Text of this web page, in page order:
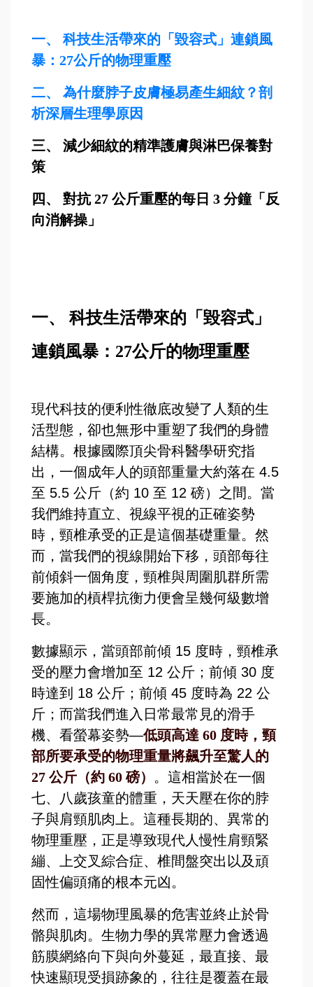
一、
科技生活帶來的「毀容式」連鎖風
暴： 27公斤的物理重壓
二、
為什麼脖子皮膚極易產生細紋？剖
析深層生理學原因
三、
減少細紋的精準護膚與淋巴保養對
策
四、 對抗27 公斤重壓的每日 3 分鐘「反
向消解操」
一、 科技生活帶來的「毀容式」
連鎖風暴：27公斤的物理重壓
現代科技的便利性徹底改變了人類的生
活型態，卻也無形中重塑了我們的身體
結構。根據國際頂尖骨科醫學研究指
出，一個成年人的頭部重量大約落在 4.5
至 5.5 公斤（約 10 至 12 磅）之間。當
我們維持直立、視線平視的正確姿勢
時，頸椎承受的正是這個基礎重量。然
而，當我們的視線開始下移，頭部每往
前傾斜一個角度，頸椎與周圍肌群所需
要施加的槓桿抗衡力便會呈幾何級數增
長。
數據顯示，當頭部前傾 15 度時，頸椎承
受的壓力會增加至 12 公斤；前傾 30 度
時達到 18 公斤；前傾 45 度時為 22 公
斤；而當我們進入日常最常見的滑手
機、看螢幕姿勢—低頭高達 60 度時，頸
部所要承受的物理重量將飆升至驚人的
27 公斤（約 60 磅） 。這相當於在一個
七、八歲孩童的體重，天天壓在你的脖
子與肩頸肌肉上。這種長期的、異常的
物理重壓，正是導致現代人慢性肩頸緊
繃、上交叉綜合症、椎間盤突出以及頑
固性偏頭痛的根本元凶。
然而，這場物理風暴的危害並終止於骨
骼與肌肉。生物力學的異常壓力會透過
筋膜網絡向下與向外蔓延，最直接、最
快速顯現受損跡象的，往往是覆蓋在最